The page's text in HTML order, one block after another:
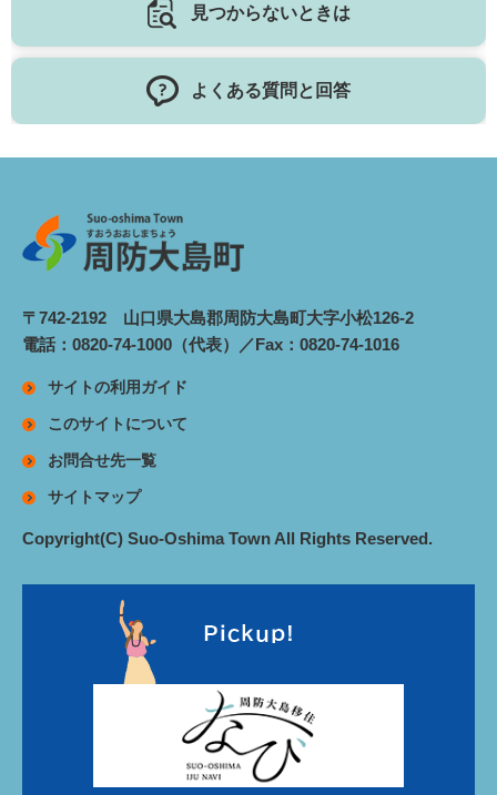
見つからないときは
よくある質問と回答
〒742-2192 山口県大島郡周防大島町大字小松126-2
電話：0820-74-1000（代表）／Fax：0820-74-1016
サイトの利用ガイド
このサイトについて
お問合せ先一覧
サイトマップ
Copyright(C) Suo-Oshima Town All Rights Reserved.